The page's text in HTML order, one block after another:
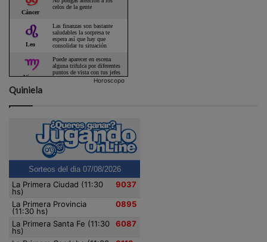
Horoscopo
Quiniela